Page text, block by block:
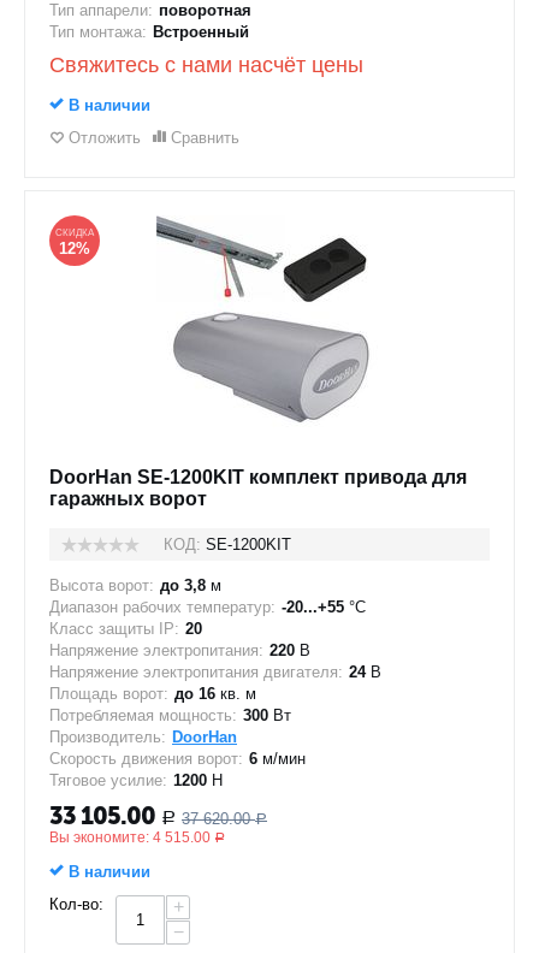
Тип аппарели: поворотная
Тип монтажа: Встроенный
Свяжитесь с нами насчёт цены
В наличии
Отложить
Сравнить
СКИДКА
12%
DoorHan SE-1200KIT комплект привода для
гаражных ворот
КОД: SE-1200KIT
Высота ворот: до 3,8 м
Диапазон рабочих температур: -20...+55 °C
Класс защиты IP: 20
Напряжение электропитания: 220 В
Напряжение электропитания двигателя: 24В
Площадь ворот: до 16 кв. м
Потребляемая мощность: 300 Вт
Производитель: DoorHan
Скорость движения ворот: 6 м/мин
Тяговое усилие: 1200 Н
33 105.00 Р 37 620.00 Р
Вы экономите: 4 515.00 Р
В наличии
Кол-во:
+
−